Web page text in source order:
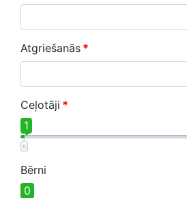
Atgriešanās *
Ceļotāji *
1
Bērni
0